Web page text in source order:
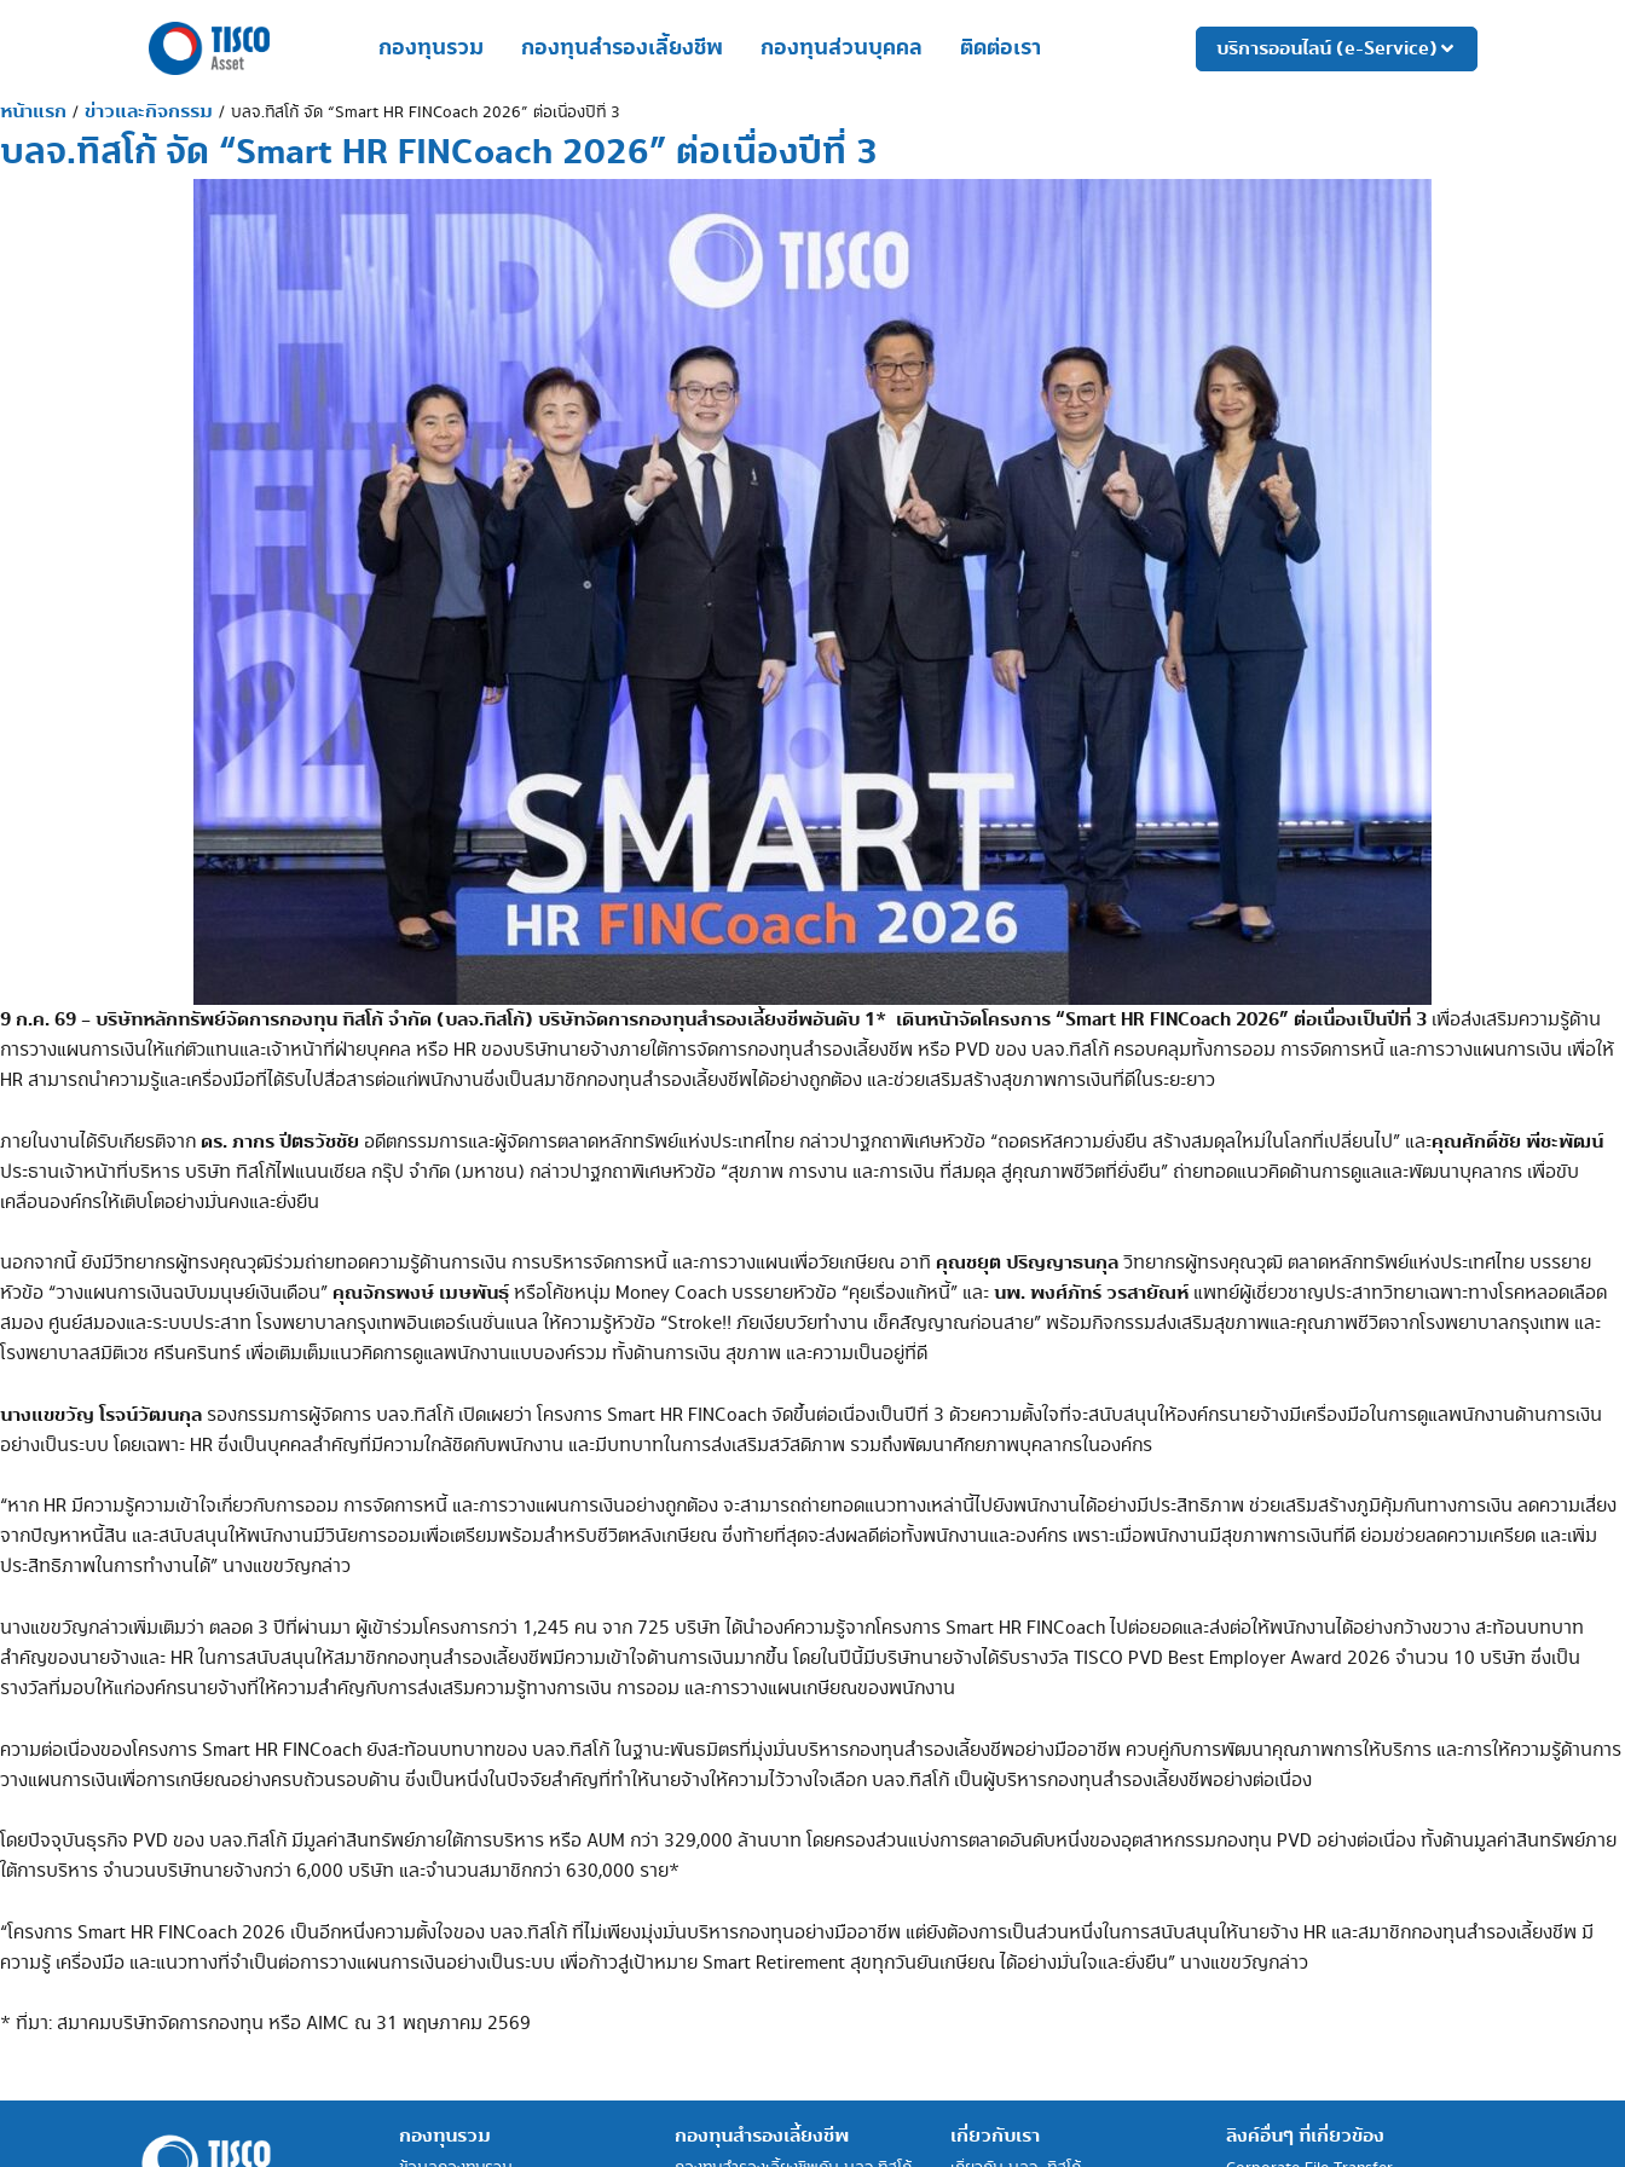
กองทุนรวม กองทุนสำรองเลี้ยงชีพ กองทุนส่วนบุคคล ติดต่อเรา บริการออนไลน์ (e-Service)
หน้าแรก / ข่าวและกิจกรรม / บลจ.ทิสโก้ จัด “Smart HR FINCoach 2026” ต่อเนื่องปีที่ 3
บลจ.ทิสโก้ จัด “Smart HR FINCoach 2026” ต่อเนื่องปีที่ 3
9 ก.ค. 69–บริษัทหลักทรัพย์จัดการกองทุน ทิสโก้ จำกัด (บลจ.ทิสโก้) บริษัทจัดการกองทุนสำรองเลี้ยงชีพอันดับ 1* เดินหน้าจัดโครงการ “Smart HR FINCoach 2026” ต่อเนื่องเป็นปีที่ 3 เพื่อส่งเสริมความรู้ด้าน
การวางแผนการเงินให้แก่ตัวแทนและเจ้าหน้าที่ฝ่ายบุคคล หรือ HR ของบริษัทนายจ้างภายใต้การจัดการกองทุนสำรองเลี้ยงชีพ หรือ PVD ของ บลจ.ทิสโก้ ครอบคลุมทั้งการออม การจัดการหนี้ และการวางแผนการเงิน เพื่อให้
HR สามารถนำความรู้และเครื่องมือที่ได้รับไปสื่อสารต่อแก่พนักงานซึ่งเป็นสมาชิกกองทุนสำรองเลี้ยงชีพได้อย่างถูกต้อง และช่วยเสริมสร้างสุขภาพการเงินที่ดีในระยะยาว
ภายในงานได้รับเกียรติจาก ดร. ภากร ปีตธวัชชัย อดีตกรรมการและผู้จัดการตลาดหลักทรัพย์แห่งประเทศไทย กล่าวปาฐกถาพิเศษหัวข้อ “ถอดรหัสความยั่งยืน สร้างสมดุลใหม่ในโลกที่เปลี่ยนไป” และคุณศักดิ์ชัย พีชะพัฒน
ประธานเจ้าหน้าที่บริหาร บริษัท ทิสโก้ไฟแนนเชียล กรุ๊ป จำกัด (มหาชน) กล่าวปาฐกถาพิเศษหัวข้อ “สุขภาพ การงาน และการเงิน ที่สมดุล สู่คุณภาพชีวิตที่ยั่งยืน” ถ่ายทอดแนวคิดด้านการดูแลและพัฒนาบุคลากร เพื่อขับ
เคลื่อนองค์กรให้เติบโตอย่างมั่นคงและยั่งยืน
นอกจากนี้ ยังมีวิทยากรผู้ทรงคุณวุฒิร่วมถ่ายทอดความรู้ด้านการเงิน การบริหารจัดการหนี้ และการวางแผนเพื่อวัยเกษียณ อาทิ คุณชยุต ปริญญาธนกุลวิทยากรผู้ทรงคุณวุฒิ ตลาดหลักทรัพย์แห่งประเทศไทย บรรยาย
หัวข้อ “วางแผนการเงินฉบับมนุษย์เงินเดือน” คุณจักรพงษ์ เมษพันธุ์ หรือโค้ชหนุ่ม Money Coach บรรยายหัวข้อ “คุยเรื่องแก้หนี้” และนพ. พงศ์ภัทร์ วรสายัณห ์ แพทย์ผู้เชี่ยวชาญประสาทวิทยาเฉพาะทางโรคหลอดเลือด
สมอง ศูนย์สมองและระบบประสาท โรงพยาบาลกรุงเทพอินเตอร์เนชั่นแนล ให้ความรู้หัวข้อ “Stroke!! ภัยเงียบวัยทำงาน เช็คสัญญาณก่อนสาย” พร้อมกิจกรรมส่งเสริมสุขภาพและคุณภาพชีวิตจากโรงพยาบาลกรุงเทพ และ
โรงพยาบาลสมิติเวช ศรีนครินทร์ เพื่อเติมเต็มแนวคิดการดูแลพนักงานแบบองค์รวม ทั้งด้านการเงิน สุขภาพ และความเป็นอยู่ที่ดี
นางแขขวัญ โรจน์วัฒนกุล รองกรรมการผู้จัดการ บลจ.ทิสโก้ เปิดเผยว่า โครงการ Smart HR FINCoach จัดขึ้นต่อเนื่องเป็นปีที่ 3 ด้วยความตั้งใจที่จะสนับสนุนให้องค์กรนายจ้างมีเครื่องมือในการดูแลพนักงานด้านการเงิน
อย่างเป็นระบบ โดยเฉพาะ HR ซึ่งเป็นบุคคลสำคัญที่มีความใกล้ชิดกับพนักงาน และมีบทบาทในการส่งเสริมสวัสดิภาพ รวมถึงพัฒนาศักยภาพบุคลากรในองค์กร
“หาก HR มีความรู้ความเข้าใจเกี่ยวกับการออม การจัดการหนี้ และการวางแผนการเงินอย่างถูกต้อง จะสามารถถ่ายทอดแนวทางเหล่านี้ไปยังพนักงานได้อย่างมีประสิทธิภาพ ช่วยเสริมสร้างภูมิคุ้มกันทางการเงิน ลดความเสี่ยง
จากปัญหาหนี้สิน และสนับสนุนให้พนักงานมีวินัยการออมเพื่อเตรียมพร้อมสำหรับชีวิตหลังเกษียณ ซึ่งท้ายที่สุดจะส่งผลดีต่อทั้งพนักงานและองค์กร เพราะเมื่อพนักงานมีสุขภาพการเงินที่ดี ย่อมช่วยลดความเครียด และเพิ่ม
ประสิทธิภาพในการทำงานได้” นางแขขวัญกล่าว
นางแขขวัญกล่าวเพิ่มเติมว่า ตลอด 3 ปีที่ผ่านมา ผู้เข้าร่วมโครงการกว่า 1,245 คน จาก 725 บริษัท ได้นำองค์ความรู้จากโครงการ Smart HR FINCoach ไปต่อยอดและส่งต่อให้พนักงานได้อย่างกว้างขวาง สะท้อนบทบาท
สำคัญของนายจ้างและ HR ในการสนับสนุนให้สมาชิกกองทุนสำรองเลี้ยงชีพมีความเข้าใจด้านการเงินมากขึ้น โดยในปีนี้มีบริษัทนายจ้างได้รับรางวัล TISCO PVD Best Employer Award 2026 จำนวน 10 บริษัท ซึ่งเป็น
รางวัลที่มอบให้แก่องค์กรนายจ้างที่ให้ความสำคัญกับการส่งเสริมความรู้ทางการเงิน การออม และการวางแผนเกษียณของพนักงาน
ความต่อเนื่องของโครงการ Smart HR FINCoach ยังสะท้อนบทบาทของ บลจ.ทิสโก้ ในฐานะพันธมิตรที่มุ่งมั่นบริหารกองทุนสำรองเลี้ยงชีพอย่างมืออาชีพ ควบคู่กับการพัฒนาคุณภาพการให้บริการ และการให้ความรู้ด้านการ
วางแผนการเงินเพื่อการเกษียณอย่างครบถ้วนรอบด้าน ซึ่งเป็นหนึ่งในปัจจัยสำคัญที่ทำให้นายจ้างให้ความไว้วางใจเลือก บลจ.ทิสโก้ เป็นผู้บริหารกองทุนสำรองเลี้ยงชีพอย่างต่อเนื่อง
โดยปัจจุบันธุรกิจ PVD ของ บลจ.ทิสโก้ มีมูลค่าสินทรัพย์ภายใต้การบริหาร หรือ AUM กว่า 329,000 ล้านบาท โดยครองส่วนแบ่งการตลาดอันดับหนึ่งของอุตสาหกรรมกองทุน PVD อย่างต่อเนื่อง ทั้งด้านมูลค่าสินทรัพย์ภาย
ใต้การบริหาร จำนวนบริษัทนายจ้างกว่า 6,000 บริษัท และจำนวนสมาชิกกว่า 630,000 ราย*
“โครงการ Smart HR FINCoach 2026 เป็นอีกหนึ่งความตั้งใจของ บลจ.ทิสโก้ ที่ไม่เพียงมุ่งมั่นบริหารกองทุนอย่างมืออาชีพ แต่ยังต้องการเป็นส่วนหนึ่งในการสนับสนุนให้นายจ้าง HR และสมาชิกกองทุนสำรองเลี้ยงชีพ มี
ความรู้ เครื่องมือ และแนวทางที่จำเป็นต่อการวางแผนการเงินอย่างเป็นระบบ เพื่อก้าวสู่เป้าหมาย Smart Retirement สุขทุกวันยันเกษียณ ได้อย่างมั่นใจและยั่งยืน” นางแขขวัญกล่าว
* ที่มา: สมาคมบริษัทจัดการกองทุน หรือ AIMC ณ 31 พฤษภาคม 2569
กองทุนรวม กองทุนสำรองเลี้ยงชีพ เกี่ยวกับเรา ลิงค์อื่นๆ ที่เกี่ยวข้อง